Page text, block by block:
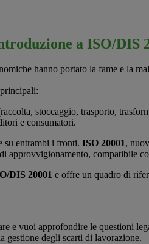
a ISO/DIS
hanno portato la fame e la
stoccaggio, trasporto,
e consumatori.
su entrambi i fronti. ISO 20001,
approvvigionamento, compatibile
DIS 20001 e offre un quadro di
e vuoi approfondire le questioni
gestione degli scarti di lavorazione.